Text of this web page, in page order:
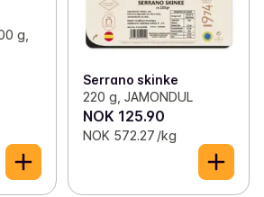
g,
Serrano skinke
220 g, JAMONDUL
NOK 125.90
NOK 572.27 /kg